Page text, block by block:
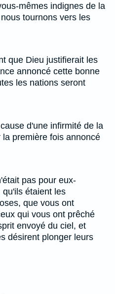
mêmes indignes de la
tournons vers les
que Dieu justifierait les
annoncé cette bonne
les nations seront
d'une infirmité de la
première fois annoncé
pas pour eux-
étaient les
que vous ont
qui vous ont prêché
envoyé du ciel, et
désirent plonger leurs